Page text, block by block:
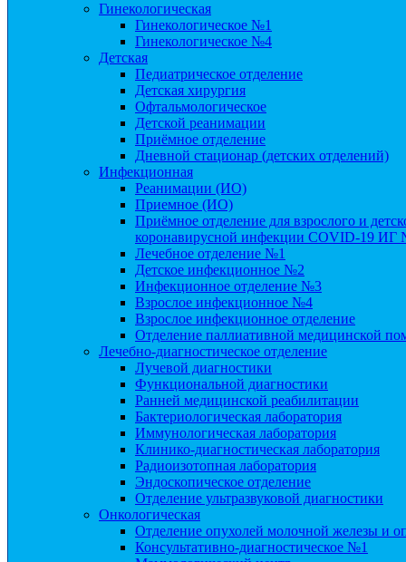
Гинекологическая
Гинекологическое №1
Гинекологическое №4
Детская
Педиатрическое отделение
Детская хирургия
Офтальмологическое
Детской реанимации
Приёмное отделение
Дневной стационар (детских отделений)
Инфекционная
Реанимации (ИО)
Приемное (ИО)
Приёмное отделение для взрослого и
коронавирусной инфекции COVID-19 ИГ
Лечебное отделение №1
Детское инфекционное №2
Инфекционное отделение №3
Взрослое инфекционное №4
Взрослое инфекционное отделение
Отделение паллиативной медицинской
Лечебно-диагностическое отделение
Лучевой диагностики
Функциональной диагностики
Ранней медицинской реабилитации
Бактериологическая лаборатория
Иммунологическая лаборатория
Клинико-диагностическая лаборатория
Радиоизотопная лаборатория
Эндоскопическое отделение
Отделение ультразвуковой диагностики
Онкологическая
Отделение опухолей молочной железы и
Консультативно-диагностическое №1